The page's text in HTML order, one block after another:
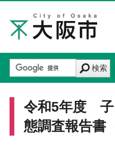
検索
令和5年度 子
態調査報告書